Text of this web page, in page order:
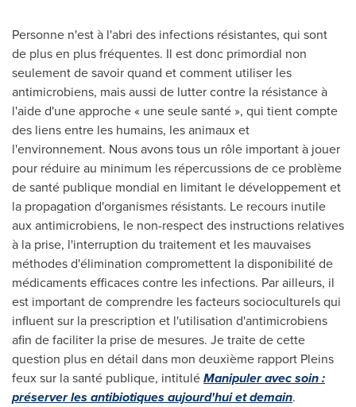
Personne n'est à l'abri des infections résistantes, qui sont
de plus en plus fréquentes. Il est donc primordial non
seulement de savoir quand et comment utiliser les
antimicrobiens, mais aussi de lutter contre la résistance à
l'aide d'une approche « une seule santé », qui tient compte
des liens entre les humains, les animaux et
l'environnement. Nous avons tous un rôle important à jouer
pour réduire au minimum les répercussions de ce problème
de santé publique mondial en limitant le développement et
la propagation d'organismes résistants. Le recours inutile
aux antimicrobiens, le non-respect des instructions relatives
à la prise, l'interruption du traitement et les mauvaises
méthodes d'élimination compromettent la disponibilité de
médicaments efficaces contre les infections. Par ailleurs, il
est important de comprendre les facteurs socioculturels qui
influent sur la prescription et l'utilisation d'antimicrobiens
afin de faciliter la prise de mesures. Je traite de cette
question plus en détail dans mon deuxième rapport Pleins
feux sur la santé publique, intituléManipuler avec soin :
préserver les antibiotiques aujourd'hui et demain.